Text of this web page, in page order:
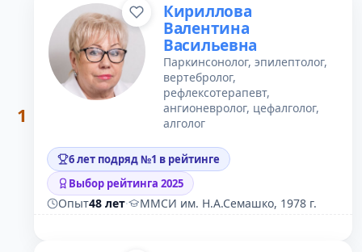
1
Кириллова
Валентина
Васильевна
Паркинсонолог, эпилептолог,
вертебролог,
рефлексотерапевт,
ангионевролог, цефалголог,
алголог
6 лет подряд №1 в рейтинге
Выбор рейтинга 2025
Опыт48 лет· ММСИ им. Н.А.Семашко, 1978 г.